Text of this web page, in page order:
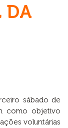
DA
sábado de
como objetivo
voluntárias